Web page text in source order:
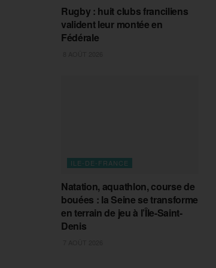
Rugby : huit clubs franciliens
valident leur montée en
Fédérale
ILE-DE-FRANCE
Natation, aquathlon, course de
bouées : la Seine se transforme
en terrain de jeu à l’Île-Saint-
Denis